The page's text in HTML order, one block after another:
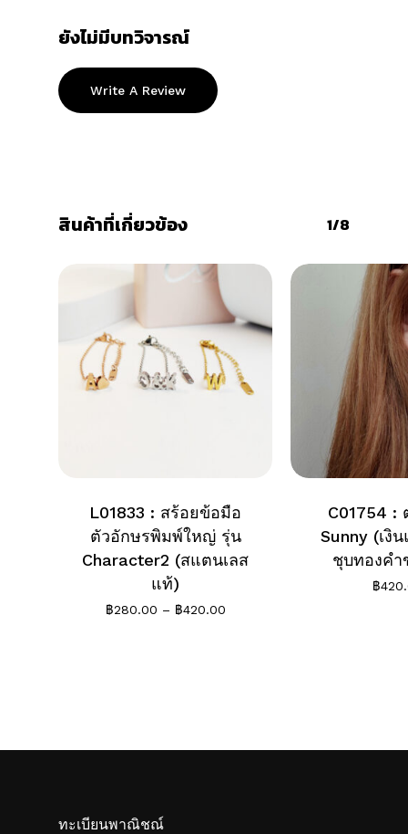
ยังไม่มีบทวิจารณ์
Write A Review
สินค้าที่เกี่ยวข้อง 1/8
L01833 : สร้อยข้อมือ
ตัวอักษรพิมพ์ใหญ่ รุ่น
Character2 (สแตนเลส
แท้)
฿280.00 – ฿420.00Price
C01754 :
Sunny (เงิ
ชุบทองคำ
฿
ทะเบียนพาณิชณ์